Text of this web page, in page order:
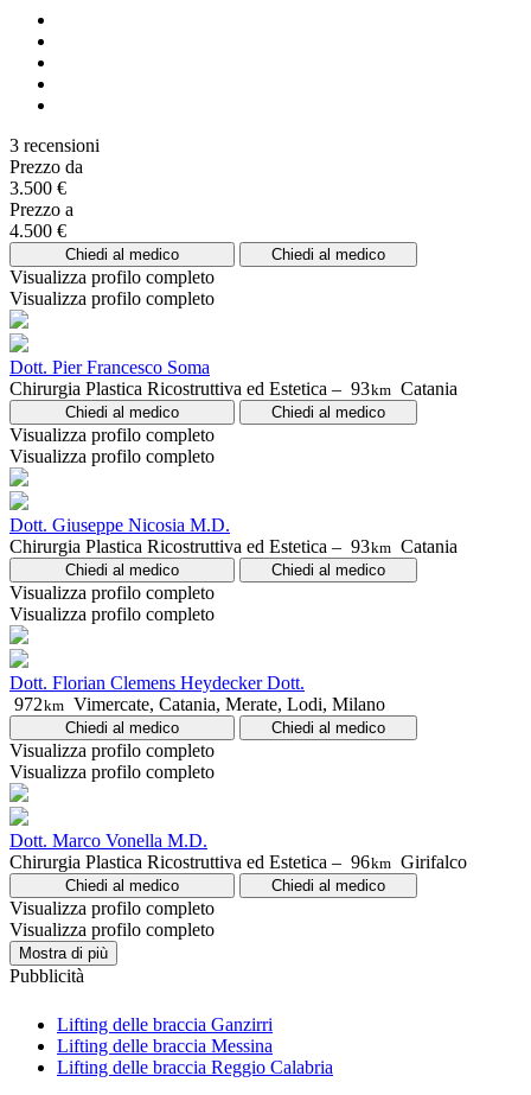
3 recensioni
Prezzo da
3.500 €
Prezzo a
4.500 €
Chiedi al medico Chiedi al medico
Visualizza profilo completo
Visualizza profilo completo
Dott. Pier Francesco Soma
Chirurgia Plastica Ricostruttiva ed Estetica – 93km Catania
Chiedi al medico Chiedi al medico
Visualizza profilo completo
Visualizza profilo completo
Dott. Giuseppe Nicosia M.D.
Chirurgia Plastica Ricostruttiva ed Estetica – 93km Catania
Chiedi al medico Chiedi al medico
Visualizza profilo completo
Visualizza profilo completo
Dott. Florian Clemens Heydecker Dott.
972km Vimercate, Catania, Merate, Lodi, Milano
Chiedi al medico Chiedi al medico
Visualizza profilo completo
Visualizza profilo completo
Dott. Marco Vonella M.D.
Chirurgia Plastica Ricostruttiva ed Estetica – 96km Girifalco
Chiedi al medico Chiedi al medico
Visualizza profilo completo
Visualizza profilo completo
Mostra di più
Pubblicità
Lifting delle braccia Ganzirri
Lifting delle braccia Messina
Lifting delle braccia Reggio Calabria